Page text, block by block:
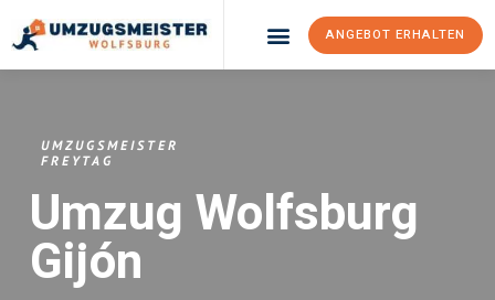
ANGEBOT ERHALTEN
UMZUGSMEISTER
FREYTAG
Umzug Wolfsburg
Gijón